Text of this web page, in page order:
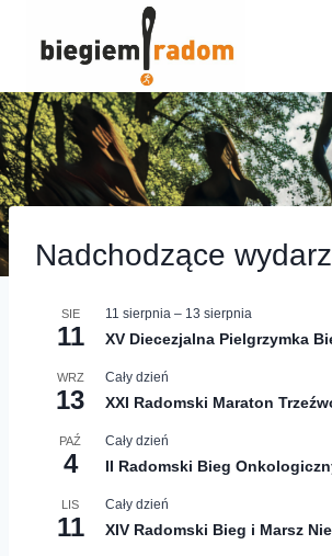
Nadchodzące
SIE
11
11 sierpnia – 13 sierpnia
XV Diecezjalna Pielgrzymka
WRZ
13
Cały dzień
XXI Radomski Maraton
PAŹ
4
Cały dzień
II Radomski Bieg
LIS
11
Cały dzień
XIV Radomski Bieg i Marsz